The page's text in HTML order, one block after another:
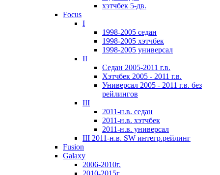
хэтчбек 5-дв.
Focus
I
1998-2005 седан
1998-2005 хэтчбек
1998-2005 универсал
II
Седан 2005-2011 г.в.
Хэтчбек 2005 - 2011 г.в.
Универсал 2005 - 2011 г.в. без
рейлингов
III
2011-н.в. седан
2011-н.в. хэтчбек
2011-н.в. универсал
III 2011-н.в. SW интегр.рейлинг
Fusion
Galaxy
2006-2010г.
2010-2015г.